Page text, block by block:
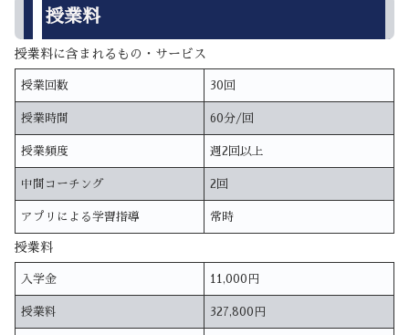
授業料
授業料に含まれるもの・サービス
授業回数 30回
授業時間 60分/回
授業頻度 週2回以上
中間コーチング 2回
アプリによる学習指導 常時
授業料
入学金 11,000円
授業料 327,800円